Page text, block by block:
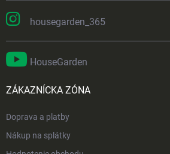
housegarden_365
HouseGarden
ZÁKAZNÍCKA ZÓNA
Doprava a platby
Nákup na splátky